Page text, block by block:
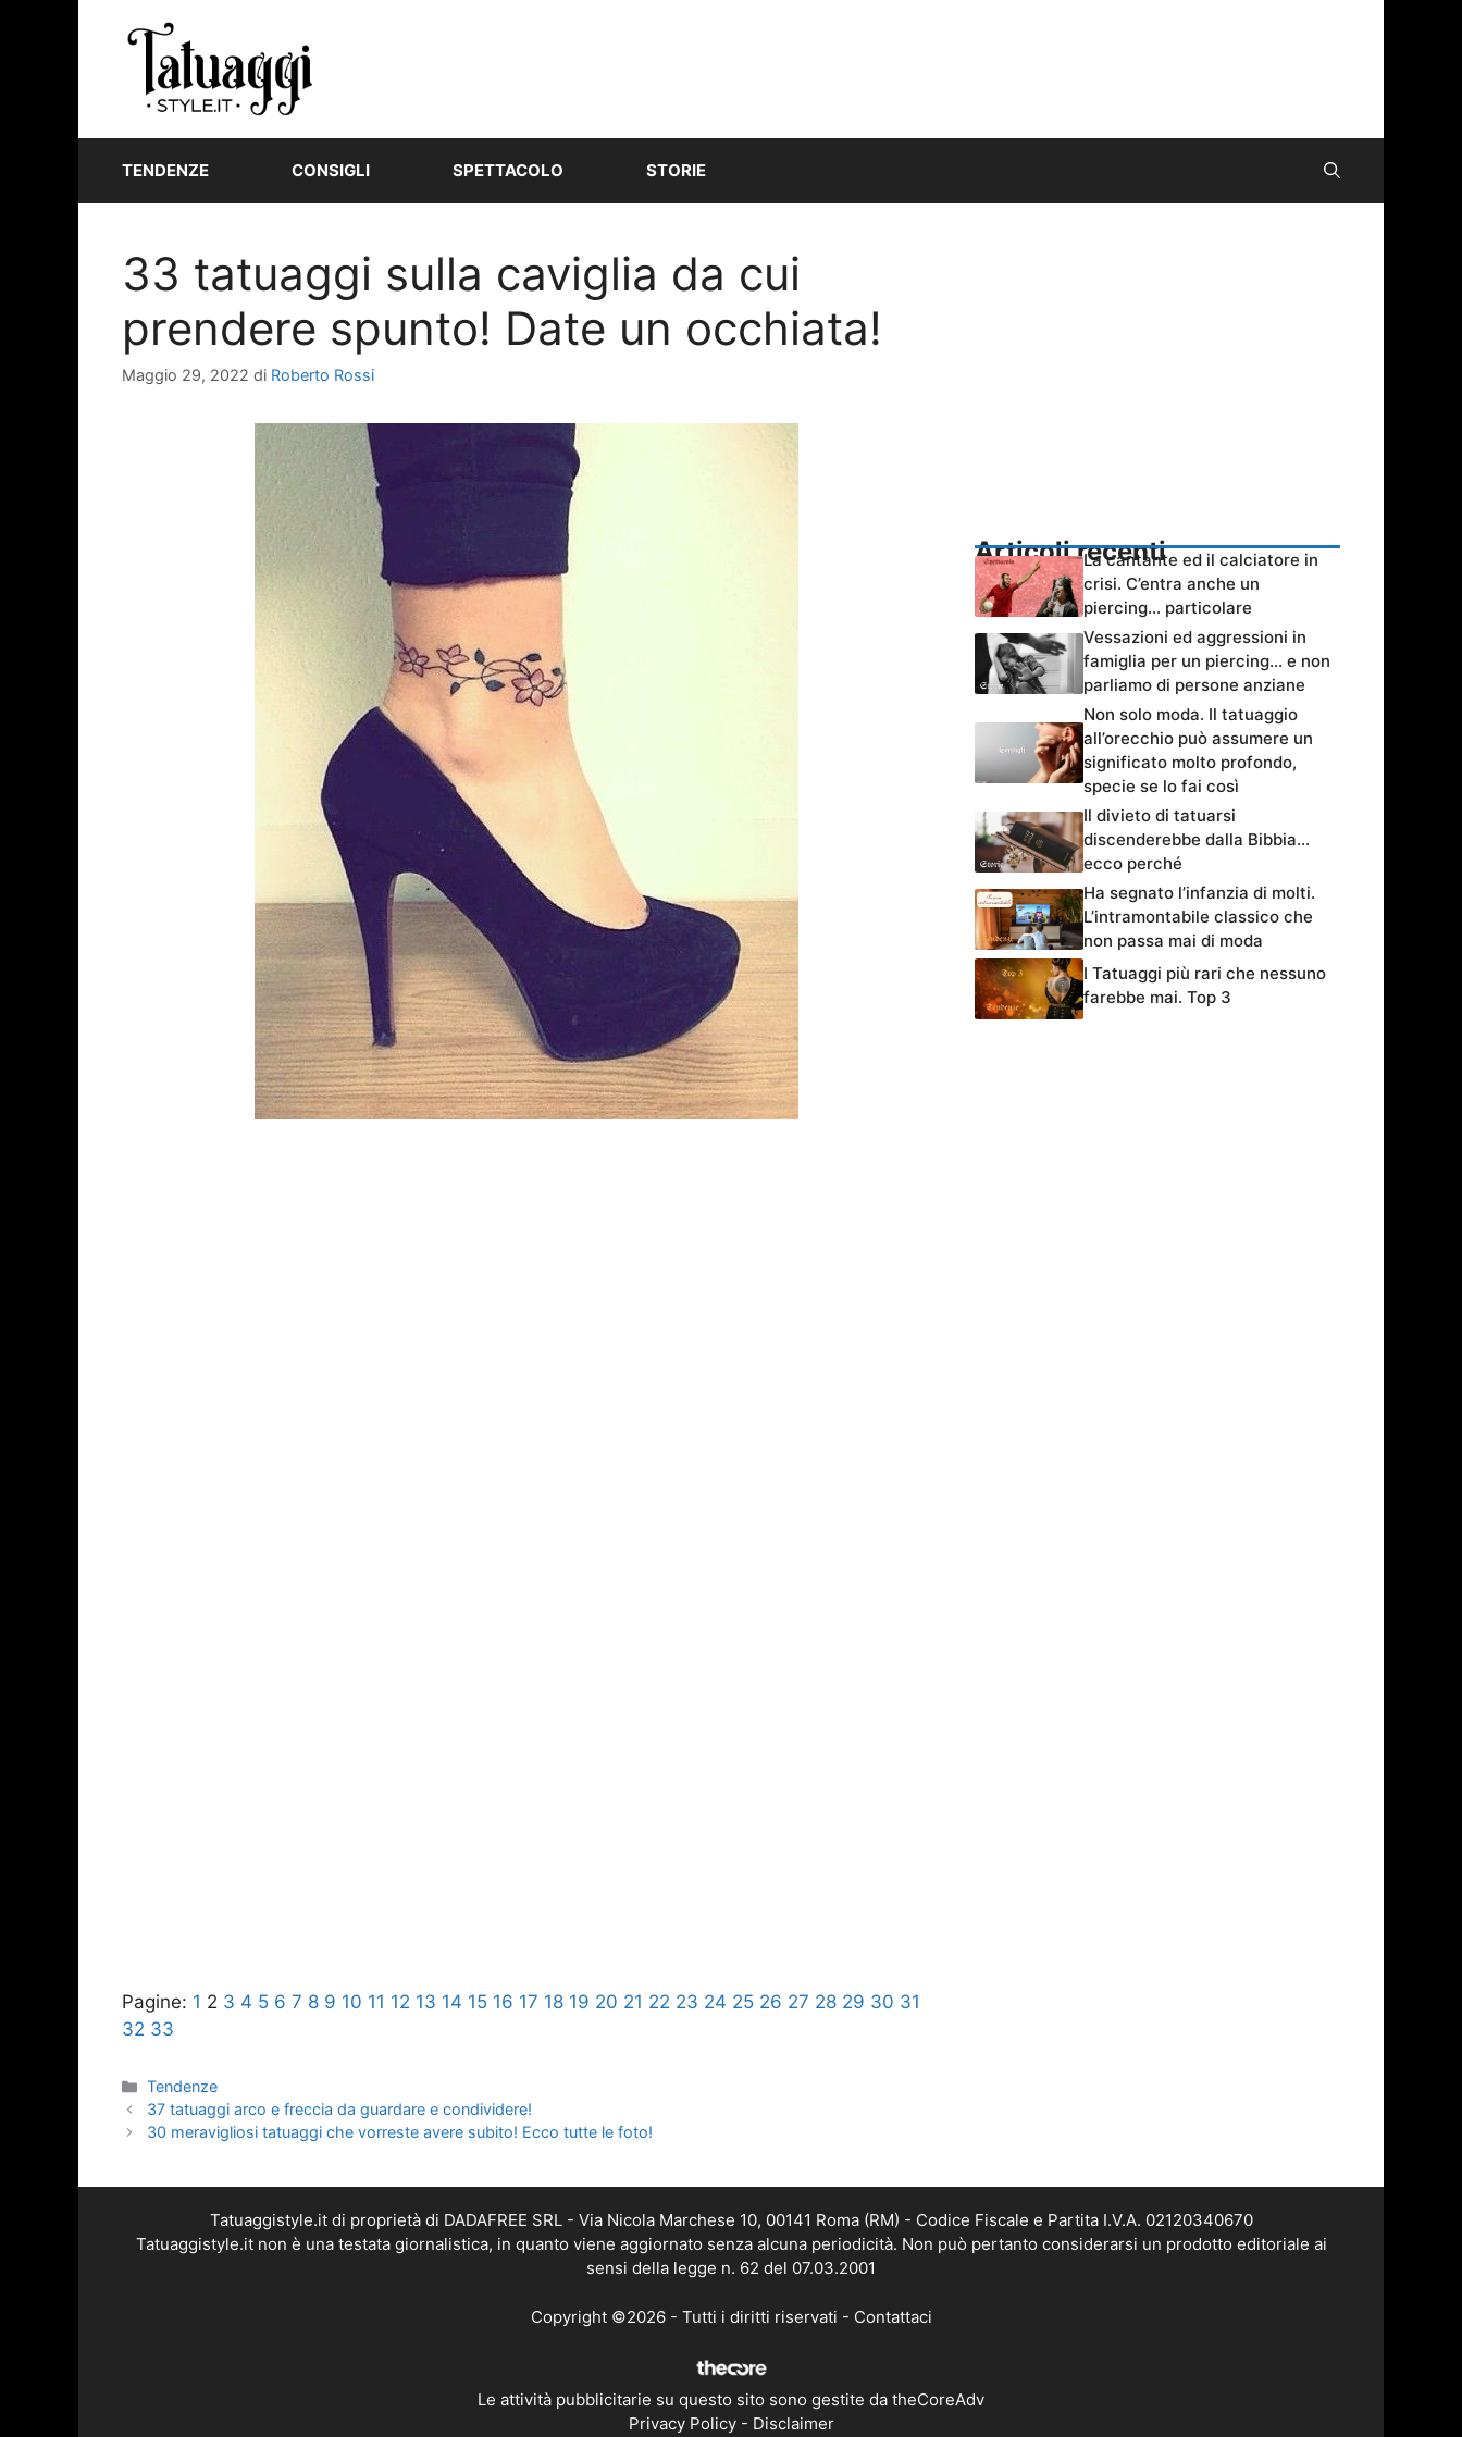
TENDENZE CONSIGLI SPETTACOLO STORIE
33 tatuaggi sulla caviglia da cui
prendere spunto! Date un occhiata!
Maggio 29, 2022 di Roberto Rossi
Pagine: 1 2 3 4 5 6 7 8 9 10 11 12 13 14 15 16 17 18 19 20 21 22 23 24 25 26 27 28 29 30 31
32 33
Categorie
Tendenze
37 tatuaggi arco e freccia da guardare e condividere!
30 meravigliosi tatuaggi che vorreste avere subito! Ecco tutte le foto!
Articoli recentiLa cantante ed il calciatore in
crisi. C’entra anche un
piercing… particolare
Vessazioni ed aggressioni in
famiglia per un piercing… e non
parliamo di persone anziane
Non solo moda. Il tatuaggio
all’orecchio può assumere un
significato molto profondo,
specie se lo fai così
Il divieto di tatuarsi
discenderebbe dalla Bibbia…
ecco perché
Ha segnato l’infanzia di molti.
L’intramontabile classico che
non passa mai di moda
I Tatuaggi più rari che nessuno
farebbe mai. Top 3
Tatuaggistyle.it di proprietà di DADAFREE SRL - Via Nicola Marchese 10, 00141 Roma (RM) - Codice Fiscale e Partita I.V.A. 02120340670
Tatuaggistyle.it non è una testata giornalistica, in quanto viene aggiornato senza alcuna periodicità. Non può pertanto considerarsi un prodotto editoriale ai
sensi della legge n. 62 del 07.03.2001
Copyright ©2026 - Tutti i diritti riservati - Contattaci
Le attività pubblicitarie su questo sito sono gestite da theCoreAdv
Privacy Policy- Disclaimer